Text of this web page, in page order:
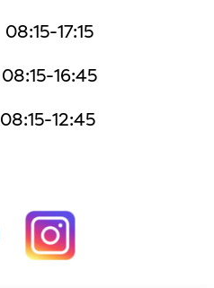
08:15-17:15
08:15-16:45
08:15-12:45